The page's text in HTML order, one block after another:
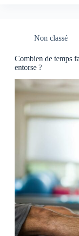
Non classé
Combien de temps
entorse ?